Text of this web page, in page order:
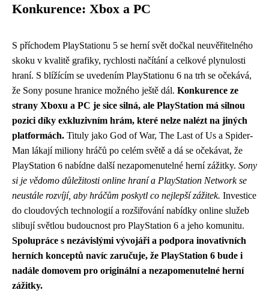
Konkurence: Xbox a PC
S příchodem PlayStationu 5 se herní svět dočkal neuvěřitelného
skoku v kvalitě grafiky, rychlosti načítání a celkové plynulosti
hraní. S blížícím se uvedením PlayStationu 6 na trh se očekává,
že Sony posune hranice možného ještě dál. Konkurence ze
strany Xboxu a PC je sice silná, ale PlayStation má silnou
pozici díky exkluzivním hrám, které nelze nalézt na jiných
platformách. Tituly jako God of War, The Last of Us a Spider-
Man lákají miliony hráčů po celém světě a dá se očekávat, že
PlayStation 6 nabídne další nezapomenutelné herní zážitky. Sony
si je vědomo důležitosti online hraní a PlayStation Network se
neustále rozvíjí, aby hráčům poskytl co nejlepší zážitek. Investice
do cloudových technologií a rozšiřování nabídky online služeb
slibují světlou budoucnost pro PlayStation 6 a jeho komunitu.
Spolupráce s nezávislými vývojáři a podpora inovativních
herních konceptů navíc zaručuje, že PlayStation 6 bude i
nadále domovem pro originální a nezapomenutelné herní
zážitky.